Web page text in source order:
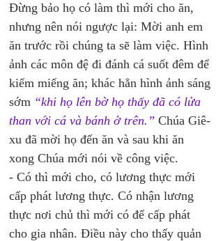
Đừng bảo họ có làm thì mới cho ăn,
nhưng nên nói ngược lại: Mời anh em
ăn trước rồi chúng ta sẽ làm việc. Hình
ảnh các môn đệ đi đánh cá suốt đêm để
kiếm miếng ăn; khác hẳn hình ảnh sáng
sớm “khi họ lên bờ họ thấy đã có lửa
than với cá và bánh ở trên.” Chúa Giê-
xu đã mời họ đến ăn và sau khi ăn
xong Chúa mới nói về công việc.
- Có thì mới cho, có lương thực mới
cấp phát lương thực. Có nhận lương
thực nơi chủ thì mới có để cấp phát
cho gia nhân. Điều này cho thấy quản